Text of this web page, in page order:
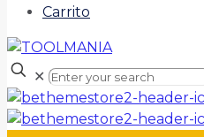
Carrito
✕